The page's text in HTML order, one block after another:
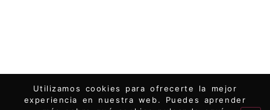
Utilizamos cookies para ofrecerte la mejor
experiencia en nuestra web. Puedes aprender